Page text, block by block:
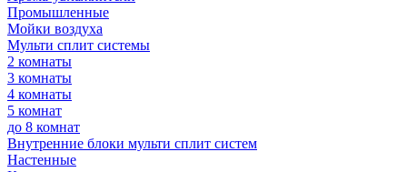
Промышленные
Мойки воздуха
Мульти сплит системы
2 комнаты
3 комнаты
4 комнаты
5 комнат
до 8 комнат
Внутренние блоки мульти сплит систем
Настенные